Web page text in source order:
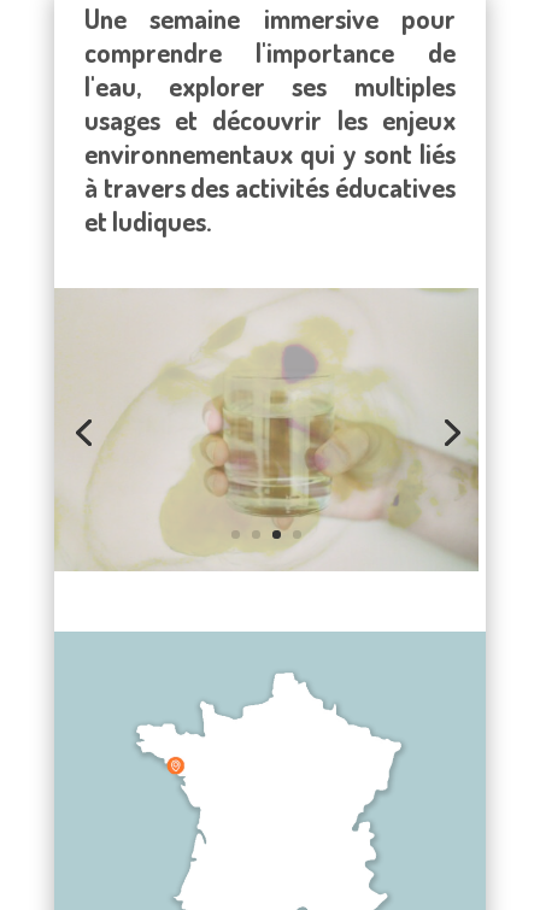
Une semaine immersive pour
comprendre l'importance de
l'eau, explorer ses multiples
usages et découvrir les enjeux
environnementaux qui y sont liés
à travers des activités éducatives
et ludiques.